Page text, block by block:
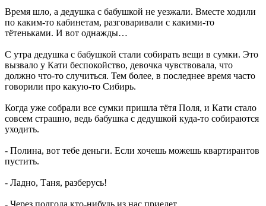
Время шло, а дедушка с бабушкой не уезжали. Вместе ходили
по каким-то кабинетам, разговаривали с какими-то
тётеньками. И вот однажды…
С утра дедушка с бабушкой стали собирать вещи в сумки. Это
вызвало у Кати беспокойство, девочка чувствовала, что
должно что-то случиться. Тем более, в последнее время часто
говорили про какую-то Сибирь.
Когда уже собрали все сумки пришла тётя Поля, и Кати стало
совсем страшно, ведь бабушка с дедушкой куда-то собираются
уходить.
- Полина, вот тебе деньги. Если хочешь можешь квартирантов
пустить.
- Ладно, Таня, разберусь!